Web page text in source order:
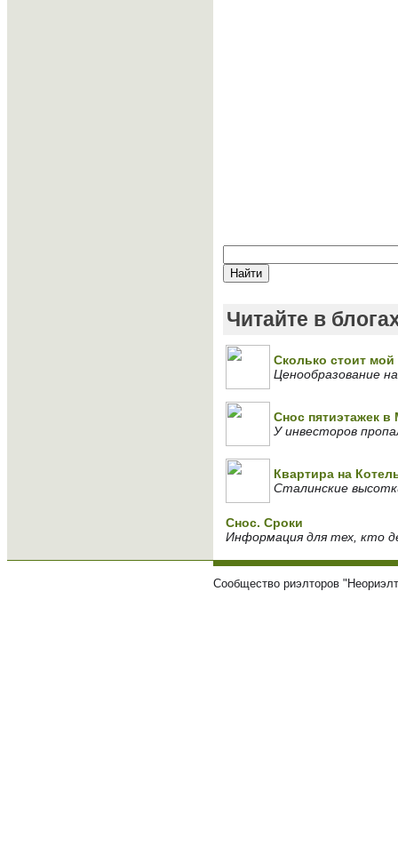
Читайте в
Сколько стоит мой
Ценообразование
Снос пятиэтажек в
У инвесторов
Квартира на
Сталинские
Снос. Сроки
Информация для тех, кто
Сообщество риэлторов